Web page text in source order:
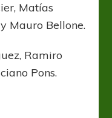
Matías
Mauro Bellone.
Ramiro
Pons.